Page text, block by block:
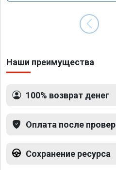
Наши преимущества
100% возврат денег
Оплата после
Сохранение ресурса